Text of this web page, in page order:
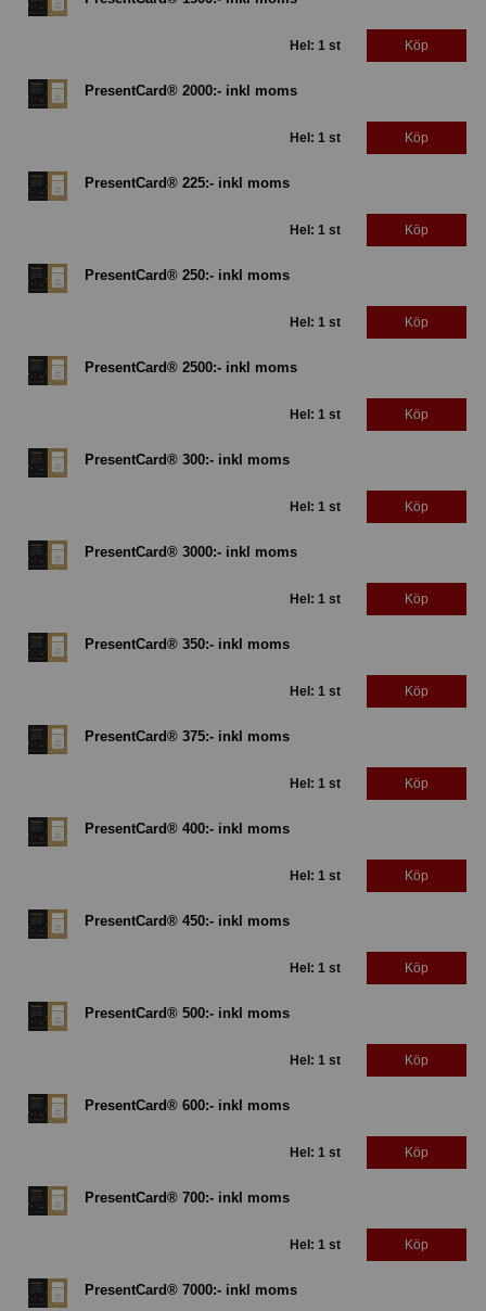
Hel: 1 st Köp
PresentCard® 2000:- inkl moms
Hel: 1 st Köp
PresentCard® 225:- inkl moms
Hel: 1 st Köp
PresentCard® 250:- inkl moms
Hel: 1 st Köp
PresentCard® 2500:- inkl moms
Hel: 1 st Köp
PresentCard® 300:- inkl moms
Hel: 1 st Köp
PresentCard® 3000:- inkl moms
Hel: 1 st Köp
PresentCard® 350:- inkl moms
Hel: 1 st Köp
PresentCard® 375:- inkl moms
Hel: 1 st Köp
PresentCard® 400:- inkl moms
Hel: 1 st Köp
PresentCard® 450:- inkl moms
Hel: 1 st Köp
PresentCard® 500:- inkl moms
Hel: 1 st Köp
PresentCard® 600:- inkl moms
Hel: 1 st Köp
PresentCard® 700:- inkl moms
Hel: 1 st Köp
PresentCard® 7000:- inkl moms